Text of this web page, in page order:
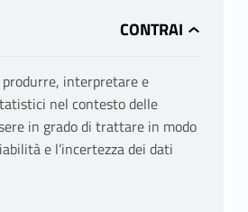
produrre, interpretare e
nel contesto delle
in grado di trattare in modo
e l’incertezza dei dati